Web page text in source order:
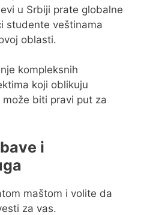
u Srbiji prate globalne
studente veštinama
oblasti.
kompleksnih
koji oblikuju
biti pravi put za
i
maštom i volite da
za vas.